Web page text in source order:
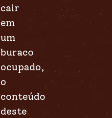
cair
em
um
buraco
ocupado,
o
conteúdo
deste